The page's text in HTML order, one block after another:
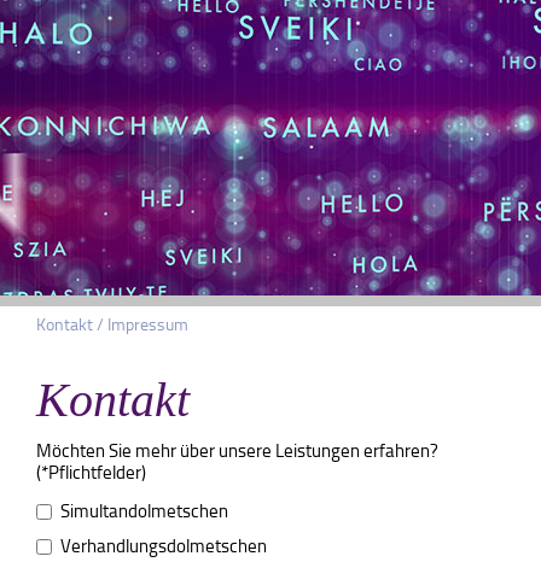
Kontakt / Impressum
Kontakt
Möchten Sie mehr über unsere Leistungen erfahren?
(*Pflichtfelder)
Simultandolmetschen
Verhandlungsdolmetschen